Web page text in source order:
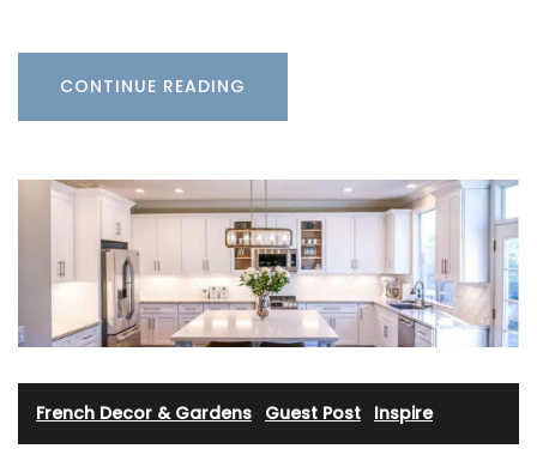
CONTINUE READING
French Decor & Gardens Guest Post Inspire